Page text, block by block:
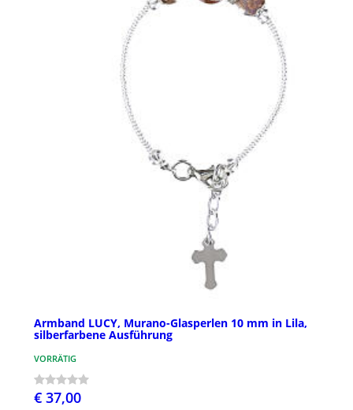
Armband LUCY, Murano-Glasperlen 10 mm in Lila,
silberfarbene Ausführung
VORRÄTIG
€ 37,00